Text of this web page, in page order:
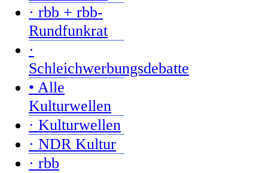
· rbb + rbb-
Rundfunkrat
·
Schleichwerbungsdebatte
• Alle
Kulturwellen
· Kulturwellen
· NDR Kultur
· rbb